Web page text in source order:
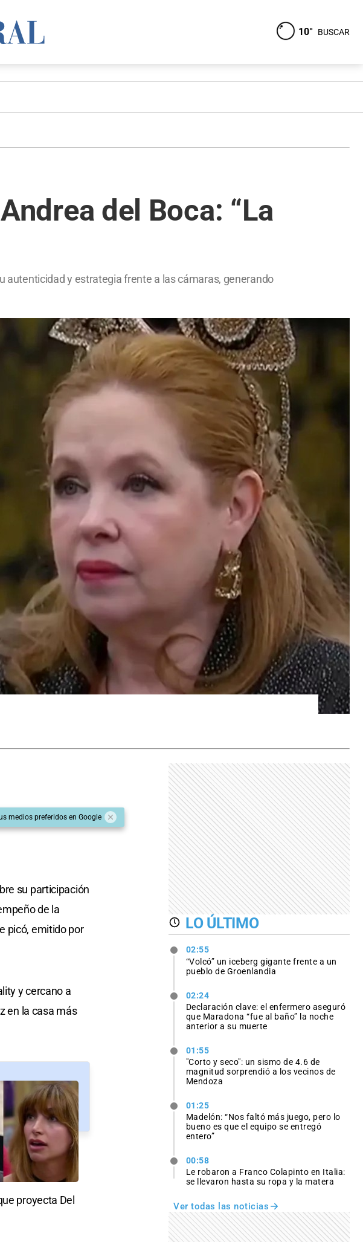
10° BUSCAR
del Boca: “La
autenticidad y estrategia frente a las cámaras, generando
medios preferidos en Google
su participación
de la
picó, emitido por
y cercano a
en la casa más
proyecta Del
LO ÚLTIMO
02:55
“Volcó” un iceberg gigante frente a un
pueblo de Groenlandia
02:24
Declaración clave: el enfermero aseguró
que Maradona “fue al baño” la noche
anterior a su muerte
01:55
"Corto y seco": un sismo de 4.6 de
magnitud sorprendió a los vecinos de
Mendoza
01:25
Madelón: “Nos faltó más juego, pero lo
bueno es que el equipo se entregó
entero”
00:58
Le robaron a Franco Colapinto en Italia:
se llevaron hasta su ropa y la matera
Ver todas las noticias